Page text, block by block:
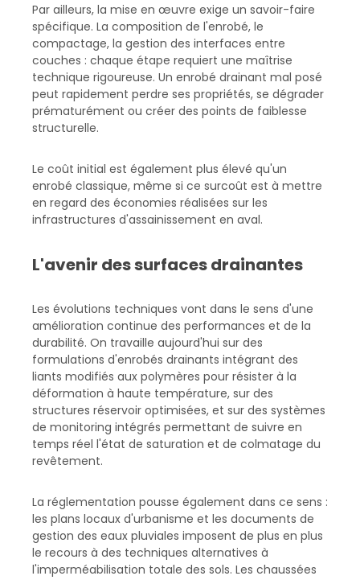
Par ailleurs, la mise en œuvre exige un savoir-faire
spécifique. La composition de l'enrobé, le
compactage, la gestion des interfaces entre
couches : chaque étape requiert une maîtrise
technique rigoureuse. Un enrobé drainant mal posé
peut rapidement perdre ses propriétés, se dégrader
prématurément ou créer des points de faiblesse
structurelle.
Le coût initial est également plus élevé qu'un
enrobé classique, même si ce surcoût est à mettre
en regard des économies réalisées sur les
infrastructures d'assainissement en aval.
L'avenir des surfaces drainantes
Les évolutions techniques vont dans le sens d'une
amélioration continue des performances et de la
durabilité. On travaille aujourd'hui sur des
formulations d'enrobés drainants intégrant des
liants modifiés aux polymères pour résister à la
déformation à haute température, sur des
structures réservoir optimisées, et sur des systèmes
de monitoring intégrés permettant de suivre en
temps réel l'état de saturation et de colmatage du
revêtement.
La réglementation pousse également dans ce sens :
les plans locaux d'urbanisme et les documents de
gestion des eaux pluviales imposent de plus en plus
le recours à des techniques alternatives à
l'imperméabilisation totale des sols. Les chaussées